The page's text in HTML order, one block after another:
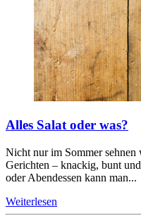
Alles Salat oder was?
Nicht nur im Sommer sehnen
Gerichten – knackig, bunt
oder Abendessen kann man...
Weiterlesen